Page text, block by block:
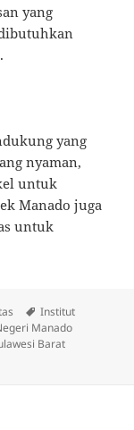
yang
yang
nyaman,
untuk
Manado juga
untuk
Tag
Institut
Manado
Barat
di Sulawesi Barat